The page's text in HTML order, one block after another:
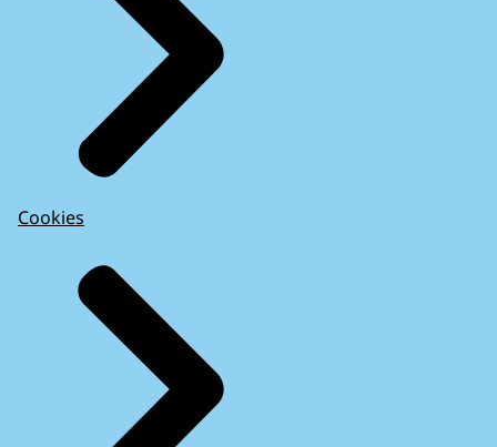
Cookies